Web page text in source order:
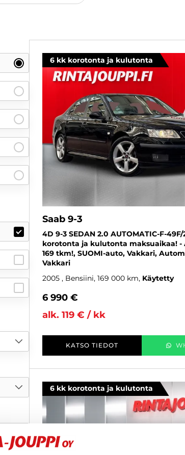
6 kk korotonta ja kulutonta
Saab 9-3
4D 9-3 SEDAN 2.0 AUTOMATIC-F-
korotonta ja kulutonta maksuaikaa! -
169 tkm!, SUOMI-auto, Vakkari,
Vakkari
2005 , Bensiini, 169 000 km Käytetty
6 990 €
alk. 119 € / kk
KATSO TIEDOT
6 kk korotonta ja kulutonta